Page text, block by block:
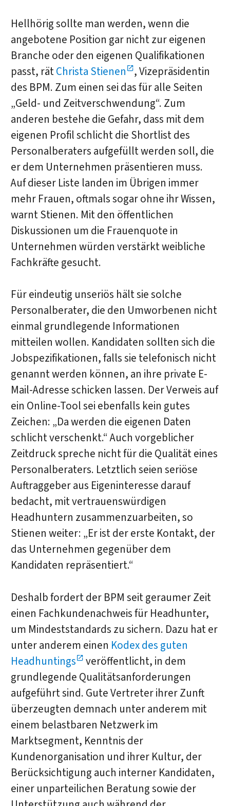
Hellhörig sollte man werden, wenn die
angebotene Position gar nicht zur eigenen
Branche oder den eigenen Qualifikationen
passt, rätChrista Stienen
, Vizepräsidentin
des BPM. Zum einen sei das für alle Seiten
„Geld- und Zeitverschwendung“. Zum
anderen bestehe die Gefahr, dass mit dem
eigenen Profil schlicht die Shortlist des
Personalberaters aufgefüllt werden soll, die
er dem Unternehmen präsentieren muss.
Auf dieser Liste landen im Übrigen immer
mehr Frauen, oftmals sogar ohne ihr Wissen,
warnt Stienen. Mit den öffentlichen
Diskussionen um die Frauenquote in
Unternehmen würden verstärkt weibliche
Fachkräfte gesucht.
Für eindeutig unseriös hält sie solche
Personalberater, die den Umworbenen nicht
einmal grundlegende Informationen
mitteilen wollen. Kandidaten sollten sich die
Jobspezifikationen, falls sie telefonisch nicht
genannt werden können, an ihre private E-
Mail-Adresse schicken lassen. Der Verweis auf
ein Online-Tool sei ebenfalls kein gutes
Zeichen: „Da werden die eigenen Daten
schlicht verschenkt.“ Auch vorgeblicher
Zeitdruck spreche nicht für die Qualität eines
Personalberaters. Letztlich seien seriöse
Auftraggeber aus Eigeninteresse darauf
bedacht, mit vertrauenswürdigen
Headhuntern zusammenzuarbeiten, so
Stienen weiter: „Er ist der erste Kontakt, der
das Unternehmen gegenüber dem
Kandidaten repräsentiert.“
Deshalb fordert der BPM seit geraumer Zeit
einen Fachkundenachweis für Headhunter,
um Mindeststandards zu sichern. Dazu hat er
unter anderem einen Kodex des guten
Headhuntings
veröffentlicht, in dem
grundlegende Qualitätsanforderungen
aufgeführt sind. Gute Vertreter ihrer Zunft
überzeugten demnach unter anderem mit
einem belastbaren Netzwerk im
Marktsegment, Kenntnis der
Kundenorganisation und ihrer Kultur, der
Berücksichtigung auch interner Kandidaten,
einer unparteilichen Beratung sowie der